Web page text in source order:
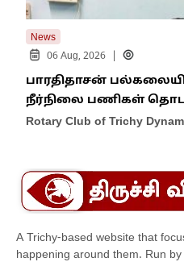
News
06 Aug, 2026
பாரதிதாசன் பல்கலையில்
நீர்நிலை பணிகள்
Rotary Club of Trichy
A Trichy-based website that
happening around them. Run